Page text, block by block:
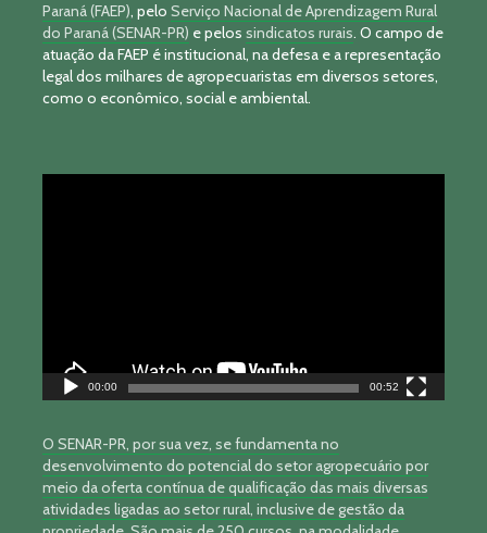
Paraná (FAEP), pelo Serviço Nacional de Aprendizagem Rural
do Paraná (SENAR-PR) e pelos sindicatos rurais. O campo de
atuação da FAEP é institucional, na defesa e a representação
legal dos milhares de agropecuaristas em diversos setores,
como o econômico, social e ambiental.
00:00 00:52
O SENAR-PR, por sua vez, se fundamenta no
desenvolvimento do potencial do setor agropecuário por
meio da oferta contínua de qualificação das mais diversas
atividades ligadas ao setor rural, inclusive de gestão da